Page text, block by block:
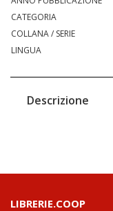
CATEGORIA
COLLANA / SERIE
LINGUA
Descrizione
LIBRERIE.COOP